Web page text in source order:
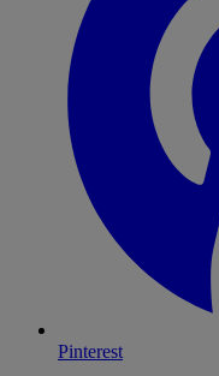
Pinterest